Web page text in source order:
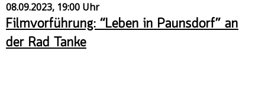
Presse/Newsletter
08.09.2023, 19:00 Uhr
Filmvorführung: “Leben in Paunsdorf” an
der Rad Tanke